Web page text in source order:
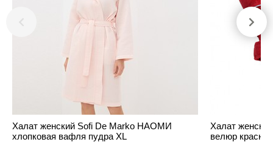
Халат женский Sofi De Marko НАОМИ
хлопковая вафля пудра XL
Халат
велюр